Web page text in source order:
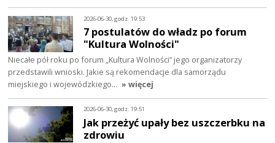
2026-06-30, godz. 19:53
7 postulatów do władz po forum
"Kultura Wolności"
Niecałe pół roku po forum „Kultura Wolności” jego organizatorzy
przedstawili wnioski. Jakie są rekomendacje dla samorządu
miejskiego i wojewódzkiego… » więcej
2026-06-30, godz. 19:51
Jak przeżyć upały bez uszczerbku na
zdrowiu